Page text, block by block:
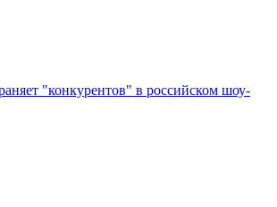
"конкурентов" в российском шоу-